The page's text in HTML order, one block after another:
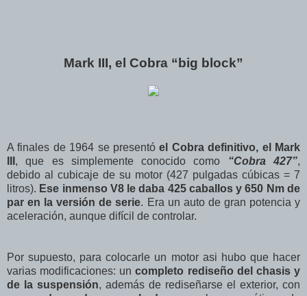
Mark III, el Cobra “big block”
A finales de 1964 se presentóel Cobra definitivo, el Mark
, que es simplemente conocido como “Cobra 427”,
debido al cubicaje de su motor (427 pulgadas cúbicas = 7
litros). Ese inmenso V8 le daba 425 caballos y 650 Nm de
par en la versión de serie. Era un auto de gran potencia y
aceleración, aunque difícil de controlar.
Por supuesto, para colocarle un motor asi hubo que hacer
varias modificaciones: uncompleto rediseño del chasis y
de la suspensión, además de rediseñarse el exterior, con